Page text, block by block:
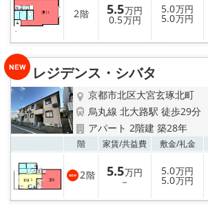
2階 5.5万円
0.5万円
5.0万円
5.0万円
レジデンス・シバタ
京都市北区大宮玄琢北町
烏丸線 北大路駅 徒歩29分
アパート 2階建 築28年
階 家賃/共益費 敷金/礼金
2階 5.5万円
－
5.0万円
5.0万円